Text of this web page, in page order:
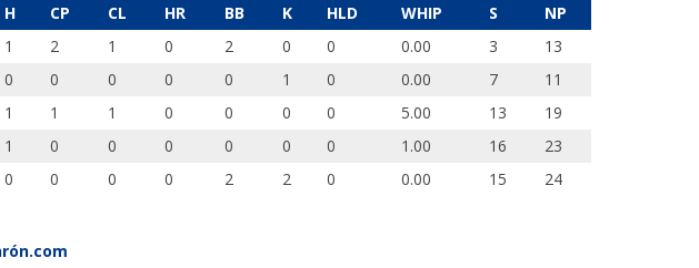
H CP CL HR BB K HLD WHIP S
NP
1 2 1 0 2 0 0 0.00 3
13
0 0 0 0 0 1 0 0.00 7
11
1 1 1 0 0 0 0 5.00 13
19
1 0 0 0 0 0 0 1.00 16
23
0 0 0 0 2 2 0 0.00 15 24